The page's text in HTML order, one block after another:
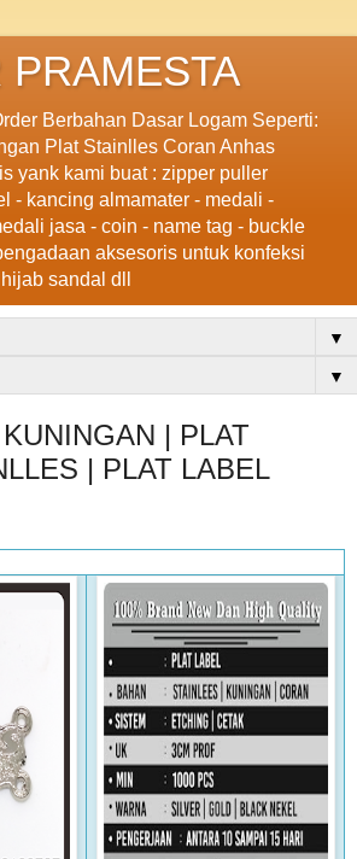
PRAMESTA
Berbahan Dasar Logam Seperti:
Plat Stainlles Coran Anhas
yank kami buat : zipper puller
- kancing almamater - medali -
jasa - coin - name tag - buckle
aksesoris untuk konfeksi
sandal dll
▼
▼
| PLAT
| PLAT LABEL